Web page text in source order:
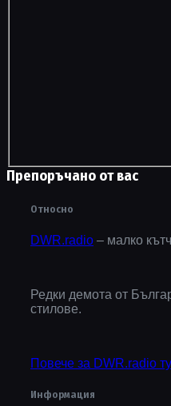
Препоръчано от вас
Относно
DWR.radio – малко
Редки демота от
стилове.
Повече за DWR.radio
Информация